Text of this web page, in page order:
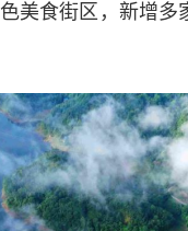
美食街区，新增